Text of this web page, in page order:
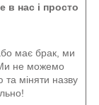
в нас і просто
має брак, ми
Ми не можемо
та міняти назву